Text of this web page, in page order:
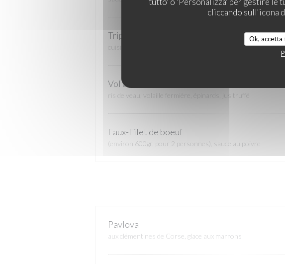
cliccando sull'icona
Ok, accetta
Tripes "gras double"
cuisinées façon basquaise
Vol au vent Grande Tradition
ris de veau, volaille fermière, épinards, jus truffé
Faux-Filet de boeuf
(environ 600gr, pour 2 personnes), sauce au poivre
Pavlova
aux clémentines de Corse, glace aux marrons